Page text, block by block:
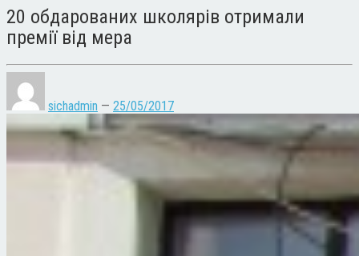
20 обдарованих школярів отримали
премії від мера
sichadmin — 25/05/2017